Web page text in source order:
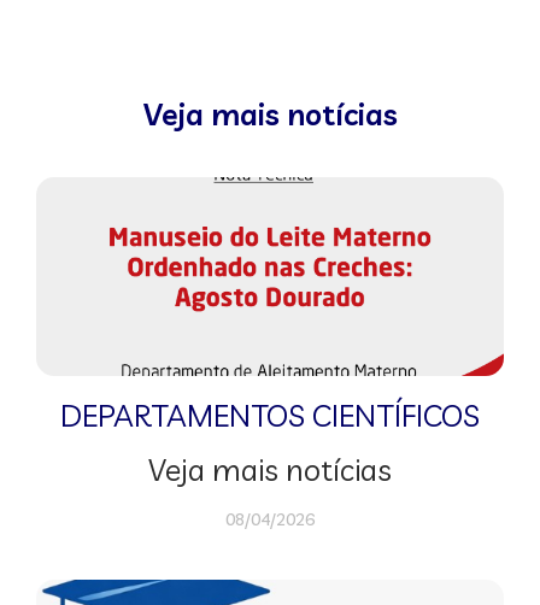
Veja mais notícias
DEPARTAMENTOS CIENTÍFICOS
Veja mais notícias
08/04/2026